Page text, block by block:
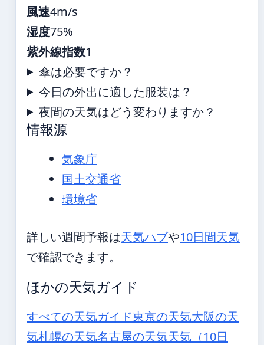
風速4m/s
湿度75%
紫外線指数1
傘は必要ですか？
今日の外出に適した服装は？
夜間の天気はどう変わりますか？
情報源
気象庁
国土交通省
環境省
詳しい週間予報は天気ハブや10日間天気
で確認できます。
ほかの天気ガイド
すべての天気ガイド東京の天気大阪の天
気札幌の天気名古屋の天気天気（10日